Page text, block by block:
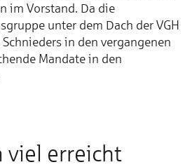
im Vorstand. Da die
unter dem Dach der VGH
in den vergangenen
Mandate in den
viel erreicht